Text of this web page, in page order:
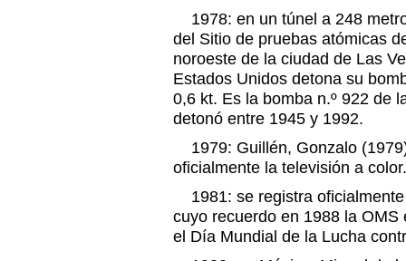
1978: en un túnel a 248
del Sitio de pruebas atómicas
noroeste de la ciudad de Las
Estados Unidos detona su
0,6 kt. Es la bomba n.º 922 de
detonó entre 1945 y 1992.
1979: Guillén, Gonzalo
oficialmente la televisión a
1981: se registra
cuyo recuerdo en 1988 la
el Día Mundial de la Lucha